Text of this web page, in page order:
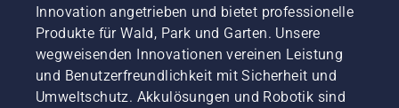
Innovation angetrieben und bietet professionelle
Produkte für Wald, Park und Garten. Unsere
wegweisenden Innovationen vereinen Leistung
und Benutzerfreundlichkeit mit Sicherheit und
Umweltschutz. Akkulösungen und Robotik sind